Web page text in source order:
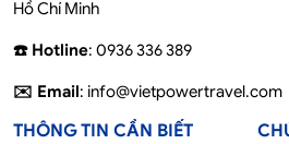
Hồ Chí Minh
☎️ Hotline: 0936 336 389
✉️ Email: info@vietpowertravel.com
THÔNG TIN CẦN BIẾT